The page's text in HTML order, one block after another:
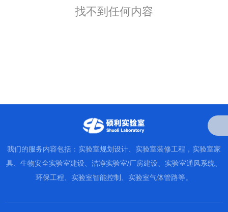
找不到任何内容
我们的服务内容包括：实验室规划设计、实验室装修工程，实验室家
具、生物安全实验室建设、洁净实验室/厂房建设、实验室通风系统、
环保工程、实验室智能控制、实验室气体管路等。